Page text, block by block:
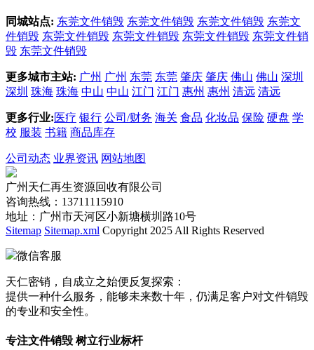
同城站点: 东莞文件销毁 东莞文件销毁 东莞文件销毁 东莞文
件销毁 东莞文件销毁 东莞文件销毁 东莞文件销毁 东莞文件销
毁 东莞文件销毁
更多城市主站: 广州 广州 东莞 东莞 肇庆 肇庆 佛山 佛山 深圳
深圳 珠海 珠海 中山 中山 江门 江门 惠州 惠州 清远 清远
更多行业:医疗 银行 公司/财务 海关 食品 化妆品 保险 硬盘 学
校 服装 书籍 商品库存
公司动态 业界资讯 网站地图
广州天仁再生资源回收有限公司
咨询热线：13711115910
地址：广州市天河区小新塘横圳路10号
Sitemap Sitemap.xml Copyright 2025 All Rights Reserved
微信客服
天仁密销，自成立之始便反复探索：
提供一种什么服务，能够未来数十年，仍满足客户对文件销毁
的专业和安全性。
专注文件销毁 树立行业标杆